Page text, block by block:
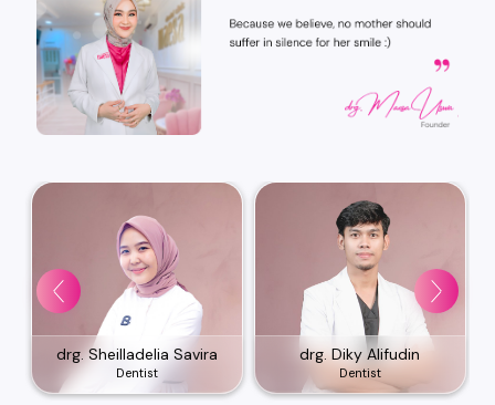
drg. Sheilladelia Savira
Dentist
drg. Diky Alifudin
Dentist